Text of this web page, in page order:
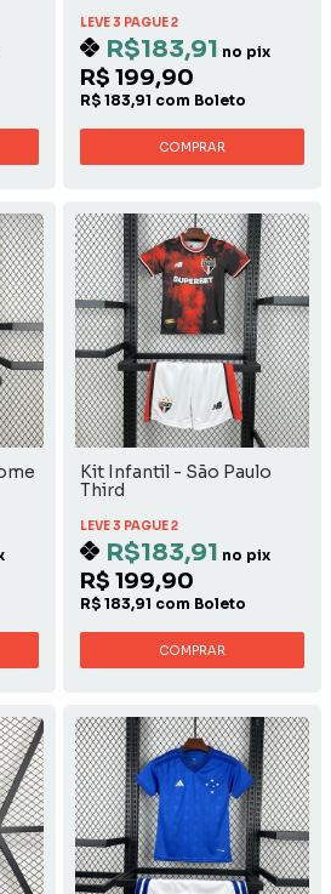
LEVE 3 PAGUE 2
R$183,91 no pix
R$ 199,90
R$ 183,91 com Boleto
COMPRAR
Kit Infantil - São Paulo
Third
LEVE 3 PAGUE 2
R$183,91 no pix
R$ 199,90
R$ 183,91 com Boleto
COMPRAR